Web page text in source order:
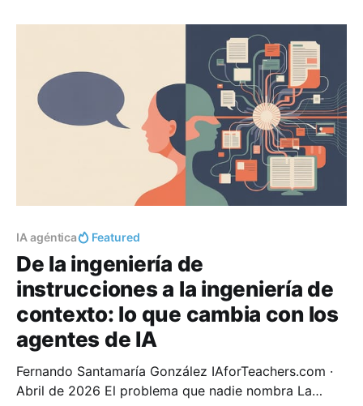
profesor escribe, el modelo contesta, el profesor
evalúa la respuesta, decide qué hacer y vuelve
IA agéntica Featured
De la ingeniería de
instrucciones a la ingeniería de
contexto: lo que cambia con los
agentes de IA
Fernando Santamaría González IAforTeachers.com ·
Abril de 2026 El problema que nadie nombra La